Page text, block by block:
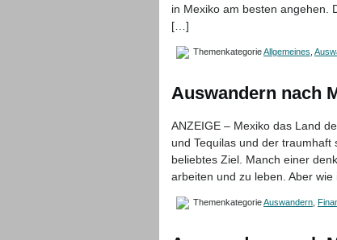
in Mexiko am besten angehen.
[…]
ThemenkategorieAllgemeines
Auswandern nach
ANZEIGE – Mexiko das Land
und Tequilas und der
beliebtes Ziel. Manch einer
arbeiten und zu leben. Aber
ThemenkategorieAuswandern